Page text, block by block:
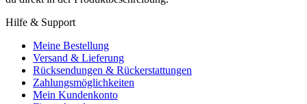
Hilfe & Support
Meine Bestellung
Versand & Lieferung
Rücksendungen & Rückerstattungen
Zahlungsmöglichkeiten
Mein Kundenkonto